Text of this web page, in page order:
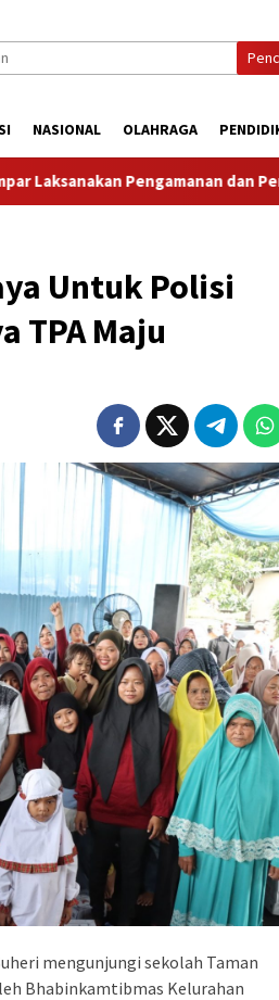
NASIONAL OLAHRAGA
Pengaturan Lalu Lintas Dalam
Untuk Polisi
TPA Maju
mengunjungi sekolah Taman
Bhabinkamtibmas Kelurahan